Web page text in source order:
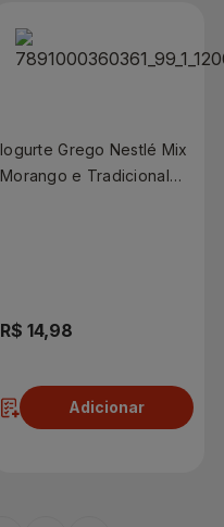
Iogurte Grego Nestlé Mix
Morango e Tradicional
R$ 14,98
Adicionar